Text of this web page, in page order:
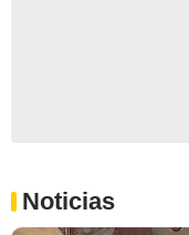
Noticias